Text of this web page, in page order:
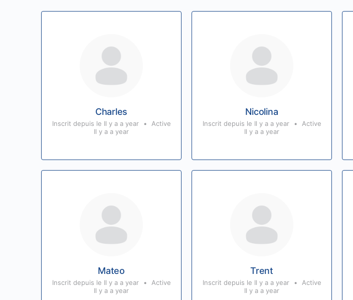
Charles
Inscrit depuis le Il y a a year •
Active
Il y a a year
Nicolina
Inscrit depuis le Il y a a year •
Active
Il y a a year
Mateo
Inscrit depuis le Il y a a year •
Active
Il y a a year
Trent
Inscrit depuis le Il y a a year •
Active
Il y a a year